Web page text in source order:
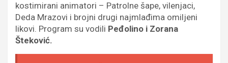
kostimirani animatori – Patrolne šape, vilenjaci,
Deda Mrazovi i brojni drugi najmlađima omiljeni
likovi. Program su vodili Peđolino i Zorana
Šteković.